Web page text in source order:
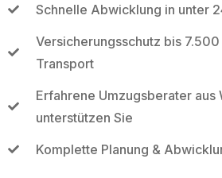
Schnelle Abwicklung in unter
Versicherungsschutz bis 7.500
Transport
Erfahrene Umzugsberater aus
unterstützen Sie
Komplette Planung &